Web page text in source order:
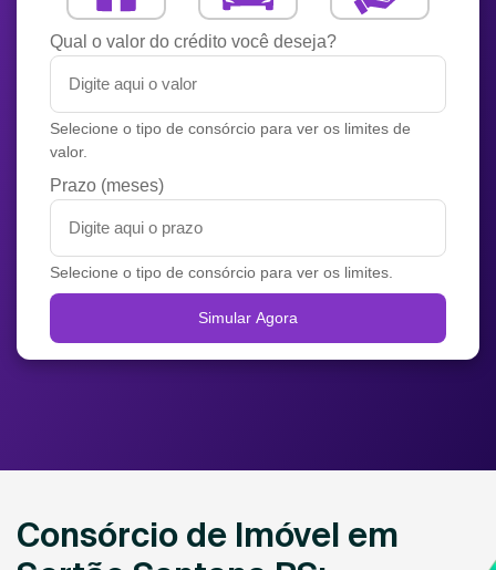
Qual o valor do crédito você deseja?
Selecione o tipo de consórcio para ver os limites de
valor.
Prazo (meses)
Selecione o tipo de consórcio para ver os limites.
Simular Agora
Consórcio de Imóvel em